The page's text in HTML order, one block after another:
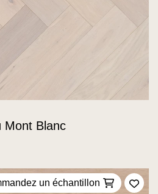
Mont Blanc
un échantillon